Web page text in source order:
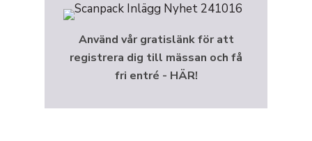
Använd vår gratislänk för att
registrera dig till mässan och få
fri entré - HÄR!